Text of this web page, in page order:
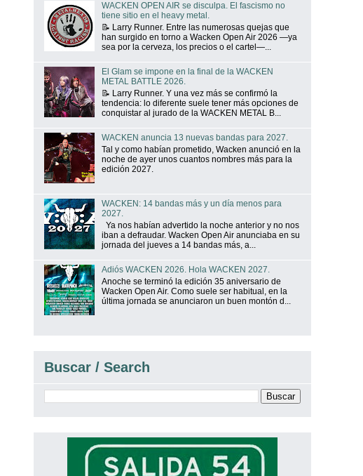
WACKEN OPEN AIR se disculpa. El fascismo no
tiene sitio en el heavy metal.
📝 Larry Runner. Entre las numerosas quejas que
han surgido en torno a Wacken Open Air 2026 —ya
sea por la cerveza, los precios o el cartel—...
El Glam se impone en la final de la WACKEN
METAL BATTLE 2026.
📝 Larry Runner. Y una vez más se confirmó la
tendencia: lo diferente suele tener más opciones de
conquistar al jurado de la WACKEN METAL B...
WACKEN anuncia 13 nuevas bandas para 2027.
Tal y como habían prometido, Wacken anunció en la
noche de ayer unos cuantos nombres más para la
edición 2027.
WACKEN: 14 bandas más y un día menos para
2027.
Ya nos habían advertido la noche anterior y no nos
iban a defraudar. Wacken Open Air anunciaba en su
jornada del jueves a 14 bandas más, a...
Adiós WACKEN 2026. Hola WACKEN 2027.
Anoche se terminó la edición 35 aniversario de
Wacken Open Air. Como suele ser habitual, en la
última jornada se anunciaron un buen montón d...
Buscar / Search